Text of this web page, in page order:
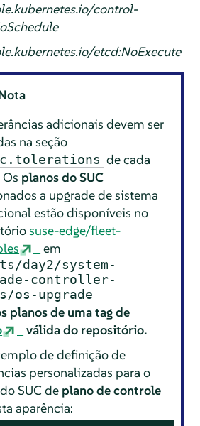
control-
etcd:NoExecute
adicionais devem ser
na seção
de cada
planos do SUC
a upgrade de sistema
estão disponíveis no
suse-edge/fleet-
em
day2/system-
controller-
os-upgrade
planos de uma tag de
válida do repositório.
de definição de
personalizadas para o
SUC de plano de controle
aparência: